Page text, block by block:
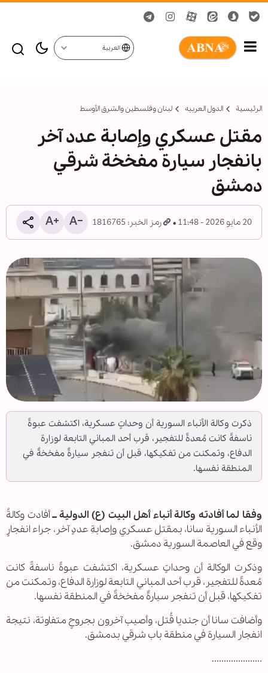
العربية
الرئيسية الدول العربیه لبنان وفلسطين والشرق الأوسط
مقتل عسكري وإصابة عدد آخر
بانفجار سيارة مفخخة شرقي
دمشق
20 مايو 2026 - 11:48 رمز الخبر: 1816765
ذكرت وكالة الأنباء السورية أن وحداتٍ عسكرية، اكتشفت عبوةً
ناسفةً كانت مُعدةً للتفجير، قرب أحد المباني التابعة لوزارة
الدفاع، وتمكنت من تفكيكها، قبل أن تنفجر سيارةٌ مفخخةٌ في
المنطقة نفسها.
وفقا لما أفادته وكالة أنباء أهل البيت (ع) الدولية ــأفادت وكالةُ
الأنباء السورية سانا، بمقتل عسكري وإصابةِ عددٍ آخر، جراء انفجارٍ
وقع في العاصمة السورية دمشق.
وذكرت الوكالة أن وحداتٍ عسكرية، اكتشفت عبوةً ناسفةً كانت
مُعدةً للتفجير، قرب أحد المباني التابعة لوزارة الدفاع، وتمكنت من
تفكيكها، قبل أن تنفجر سيارةٌ مفخخةٌ في المنطقة نفسها.
وأضافت سانا أن جنديا قُتل، وأصيب آخرون بجروحٍ متفاوتة، نتيجة
انفجار السيارة في منطقة باب شرقي بدمشق.
.....................